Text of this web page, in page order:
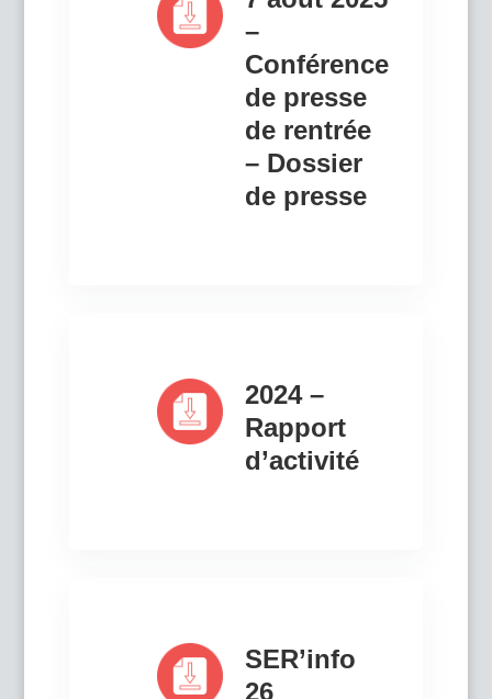
–
Conférence
de presse
de rentrée
– Dossier
de presse
2024 –
Rapport
d’activité
SER’info
26